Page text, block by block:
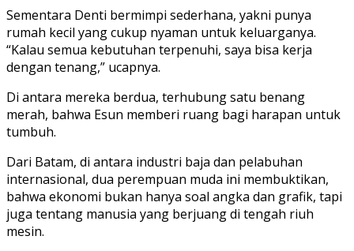
Sementara Denti bermimpi sederhana, yakni punya
rumah kecil yang cukup nyaman untuk keluarganya.
“Kalau semua kebutuhan terpenuhi, saya bisa kerja
dengan tenang,” ucapnya.
Di antara mereka berdua, terhubung satu benang
merah, bahwa Esun memberi ruang bagi harapan untuk
tumbuh.
Dari Batam, di antara industri baja dan pelabuhan
internasional, dua perempuan muda ini membuktikan,
bahwa ekonomi bukan hanya soal angka dan grafik, tapi
juga tentang manusia yang berjuang di tengah riuh
mesin.